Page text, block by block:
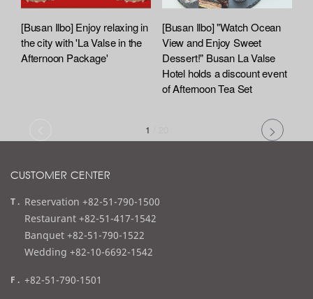
[Busan Ilbo] Enjoy relaxing in
the city with 'La Valse in the
Afternoon Package'
[Busan Ilbo] "Watch Ocean
View and Enjoy Sweet
Dessert!" Busan La Valse
Hotel holds a discount event
of Afternoon Tea Set
1
CUSTOMER CENTER
t
e
l
Reservation +82-51-790-1500
Restaurant +82-51-417-1542
Banquet +82-51-790-1522
Wedding +82-10-6692-1542
f+82-51-790-1501